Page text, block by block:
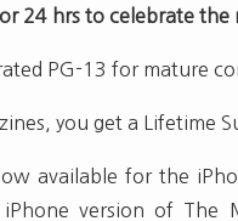
24 hrs to celebrate
PG-13 for mature
you get a Lifetime
available for the
version of The